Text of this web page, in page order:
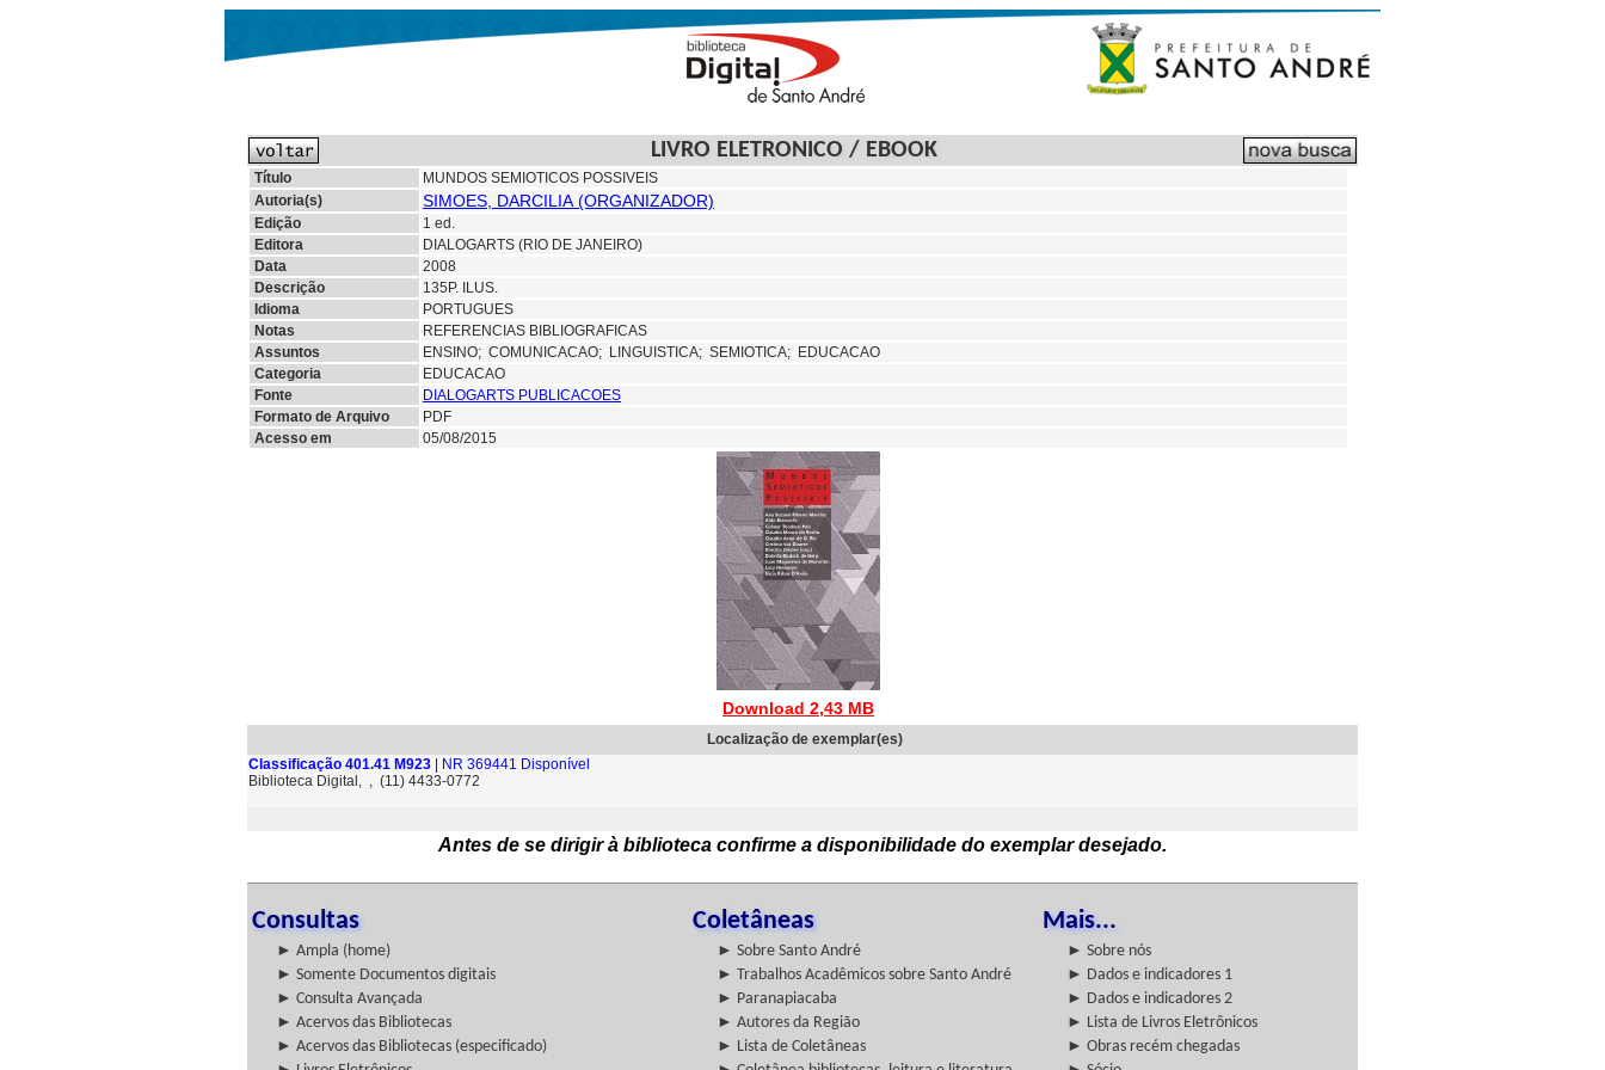
LIVRO ELETRONICO / EBOOK
Título
MUNDOS SEMIOTICOS POSSIVEIS
Autoria(s)
SIMOES, DARCILIA (ORGANIZADOR)
Edição
1 ed.
Editora
DIALOGARTS (RIO DE JANEIRO)
Data
2008
Descrição
135P. ILUS.
Idioma
PORTUGUES
Notas
REFERENCIAS BIBLIOGRAFICAS
Assuntos
ENSINO; COMUNICACAO; LINGUISTICA; SEMIOTICA; EDUCACAO
Categoria
EDUCACAO
Fonte
DIALOGARTS PUBLICACOES
Formato de Arquivo
PDF
Acesso em
05/08/2015
Download 2,43 MB
Localização de exemplar(es)
Classificação 401.41 M923 | NR 369441 Disponível
Biblioteca Digital, , (11) 4433-0772
Antes de se dirigir à biblioteca confirme a disponibilidade do exemplar desejado.
Consultas Coletâneas Mais...
► Ampla (home) ► Sobre Santo André
► Sobre nós
► Somente Documentos digitais
► Trabalhos Acadêmicos sobre Santo André
► Dados e indicadores 1
► Consulta Avançada
► Paranapiacaba
► Dados e indicadores 2
► Acervos das Bibliotecas
► Autores da Região
► Lista de Livros Eletrônicos
► Acervos das Bibliotecas (especificado)
► Lista de Coletâneas
► Obras recém chegadas